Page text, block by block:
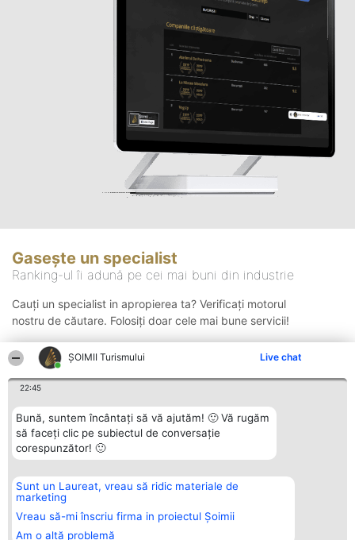
ȘOIMII Turismului Live chat
22:45
Bună, suntem încântați să vă ajutăm! 🙂 Vă rugăm
să faceți clic pe subiectul de conversație
corespunzător! 🙂
Sunt un Laureat, vreau să ridic materiale de
marketing
Vreau să-mi înscriu firma in proiectul Șoimii
Am o altă problemă
Gasește un specialist
Ranking-ul îi adună pe cei mai buni din industrie
Cauți un specialist in apropierea ta? Verificați motorul
nostru de căutare. Folosiți doar cele mai bune servicii!
Organizator Ranking
BRIGHT SOLUTIONS BR SRL
Aleea Timisul De Sus 2 Bl. A30
Sc. A Et. 4 Ap. 13 Cod 061952
București
Plebiscyt
Lista Tuturor
Laureaților
Contact